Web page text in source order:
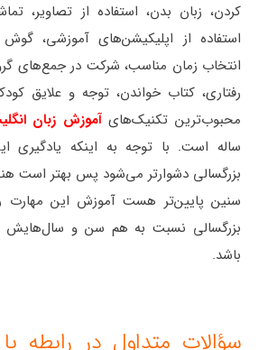
کردن، زبان بدن، استفاده از تصاویر،
استفاده از اپلیکیشن‌های آموزشی،
انتخاب زمان مناسب، شرکت در جمع‌های
رفتاری، کتاب خواندن، توجه و علایق
محبوب‌ترین تکنیک‌هایآموزش زبان
ساله است. با توجه به اینکه یادگیری
بزرگسالی دشوارتر می‌شود پس بهتر است
سنین پایین‌تر هست آموزش این مهارت
بزرگسالی نسبت به هم سن و سال‌هایش
باشد.
سؤالات متداول در رابطه